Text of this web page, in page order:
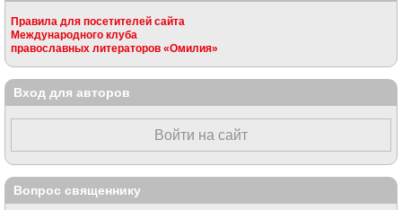
Правила для посетителей сайта
Международного клуба
православных литераторов «Омилия»
Вход для авторов
Войти на сайт
Вопрос священнику